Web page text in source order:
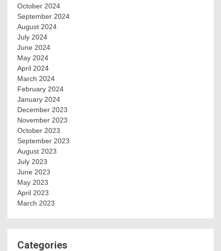
October 2024
September 2024
August 2024
July 2024
June 2024
May 2024
April 2024
March 2024
February 2024
January 2024
December 2023
November 2023
October 2023
September 2023
August 2023
July 2023
June 2023
May 2023
April 2023
March 2023
Categories